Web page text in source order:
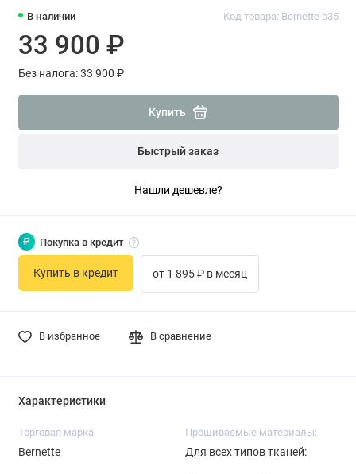
В наличии Код товара: Bernette b35
33 900 ₽
Без налога: 33 900 ₽
Купить
Быстрый заказ
Нашли дешевле?
В избранное В сравнение
₽ Покупка в кредит
Купить в кредит от 1 895 ₽ в месяц
Характеристики
Торговая марка:
Bernette
Прошиваемые материалы:
Для всех типов тканей: